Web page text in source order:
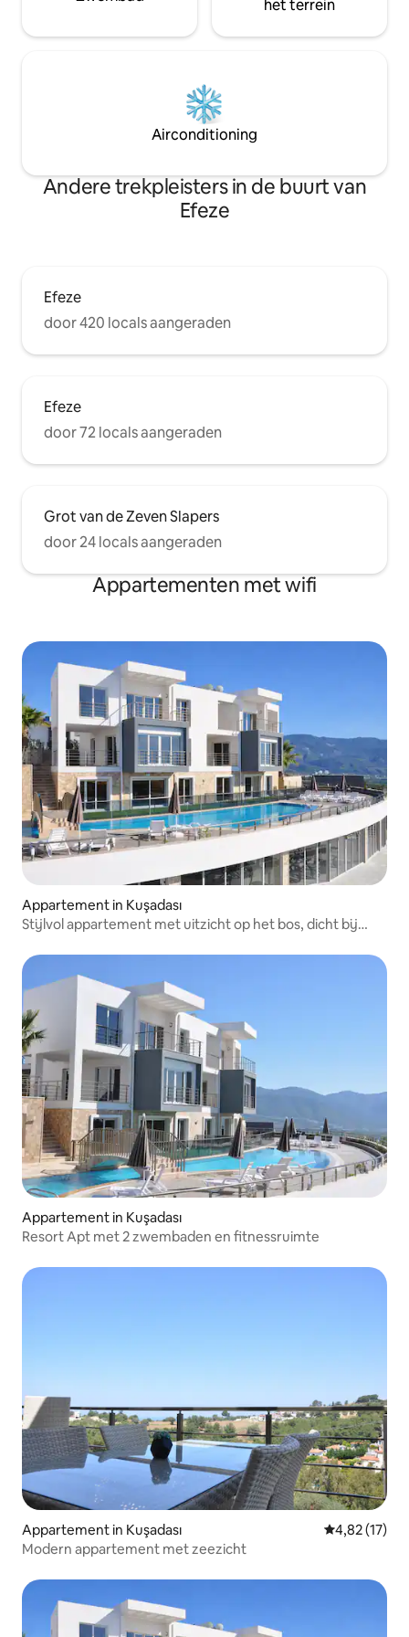
het terrein
Airconditioning
Andere trekpleisters in de buurt van
Efeze
Efeze
door 420 locals aangeraden
Efeze
door 72 locals aangeraden
Grot van de Zeven Slapers
door 24 locals aangeraden
Appartementen met wifi
Appartement in Kuşadası
Stijlvol appartement met uitzicht op het bos, dicht bij
Appartement in Kuşadası
Resort Apt met 2 zwembaden en fitnessruimte
Appartement in Kuşadası Gemiddelde
4,82 (17)
Modern appartement met zeezicht